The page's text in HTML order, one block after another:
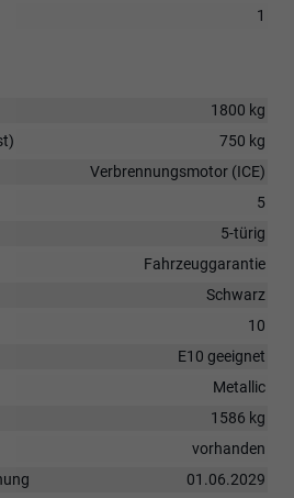
1
1800 kg
750 kg
Verbrennungsmotor (ICE)
5
5-türig
Fahrzeuggarantie
Schwarz
10
E10 geeignet
Metallic
1586 kg
vorhanden
01.06.2029